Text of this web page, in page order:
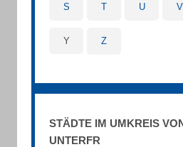
S T U V
Y Z
STÄDTE IM UMKREIS
UNTERFR